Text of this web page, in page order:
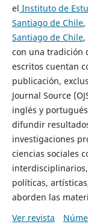
el Instituto de
Santiago de Chile,
Santiago de Chile,
con una tradición
escritos cuentan
publicación,
Journal Source
inglés y
difundir
investigaciones
ciencias sociales
políticas,
aborden las
Ver revista